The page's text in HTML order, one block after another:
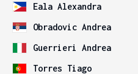
Eala Alexandra
Obradovic Andrea
Guerrieri Andrea
Torres Tiago